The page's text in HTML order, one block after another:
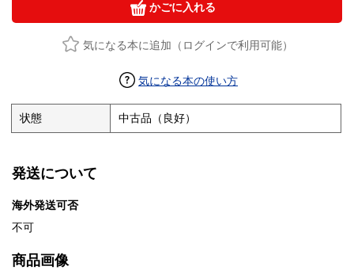
かごに入れる
気になる本に追加（ログインで利用可能）
気になる本の使い方
状態 中古品（良好）
発送について
海外発送可否
不可
商品画像